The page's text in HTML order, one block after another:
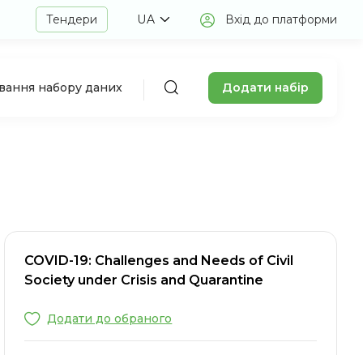
Тендери UA Вхід до платформи
набору даних Додати набір
COVID-19: Challenges and Needs of Civil
Society under Crisis and Quarantine
Додати до обраного